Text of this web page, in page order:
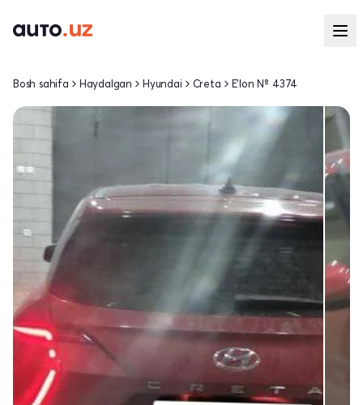
Bosh sahifa Haydalgan Hyundai Creta E'lon № 4374